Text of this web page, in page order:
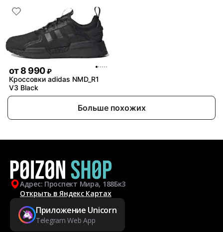
от8 990 ₽
Кроссовки adidas NMD_R1
V3 Black
Больше похожих
Адрес: Проспект Мира, 188Бк3
Открыть в Яндекс Картах
Приложение Unicorn
Telegram Web App